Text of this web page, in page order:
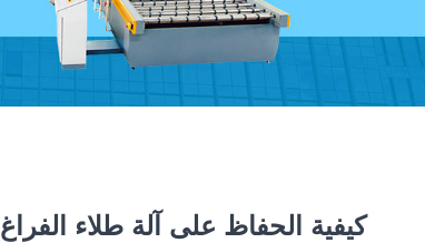
كيفية الحفاظ على آلة طلاء الفراغ